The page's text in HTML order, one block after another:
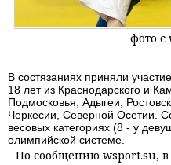
фото с
В состязаниях приняли
18 лет из Краснодарского и
Подмосковья, Адыгеи,
Черкесии, Северной Осетии.
весовых категориях (8 - у
олимпийской системе.
По сообщению wsport.su, в